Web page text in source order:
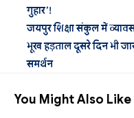
गुहार’!
जयपुर शिक्षा संकुल में
भूख हड़ताल दूसरे दिन भी
समर्थन
You Might Also Like